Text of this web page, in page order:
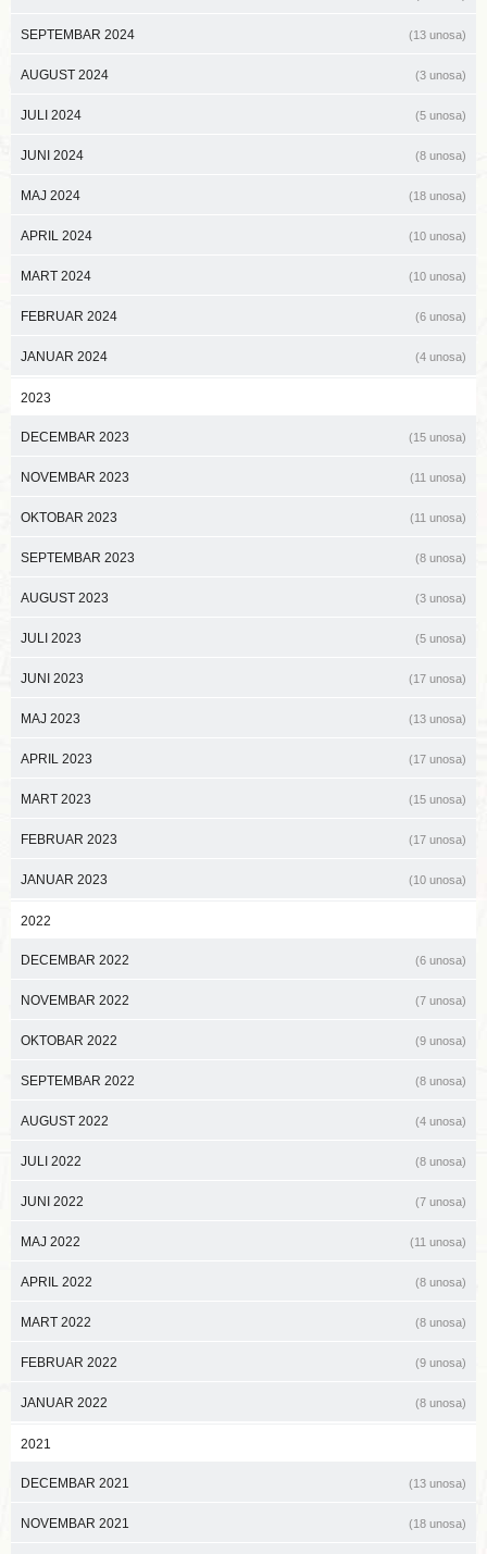
SEPTEMBAR 2024 (13 unosa)
AUGUST 2024 (3 unosa)
JULI 2024 (5 unosa)
JUNI 2024 (8 unosa)
MAJ 2024 (18 unosa)
APRIL 2024 (10 unosa)
MART 2024 (10 unosa)
FEBRUAR 2024 (6 unosa)
JANUAR 2024 (4 unosa)
2023
DECEMBAR 2023 (15 unosa)
NOVEMBAR 2023 (11 unosa)
OKTOBAR 2023 (11 unosa)
SEPTEMBAR 2023 (8 unosa)
AUGUST 2023 (3 unosa)
JULI 2023 (5 unosa)
JUNI 2023 (17 unosa)
MAJ 2023 (13 unosa)
APRIL 2023 (17 unosa)
MART 2023 (15 unosa)
FEBRUAR 2023 (17 unosa)
JANUAR 2023 (10 unosa)
2022
DECEMBAR 2022 (6 unosa)
NOVEMBAR 2022 (7 unosa)
OKTOBAR 2022 (9 unosa)
SEPTEMBAR 2022 (8 unosa)
AUGUST 2022 (4 unosa)
JULI 2022 (8 unosa)
JUNI 2022 (7 unosa)
MAJ 2022 (11 unosa)
APRIL 2022 (8 unosa)
MART 2022 (8 unosa)
FEBRUAR 2022 (9 unosa)
JANUAR 2022 (8 unosa)
2021
DECEMBAR 2021 (13 unosa)
NOVEMBAR 2021 (18 unosa)